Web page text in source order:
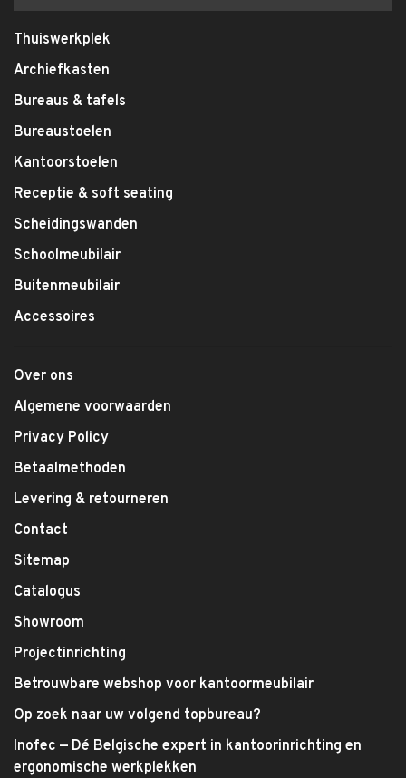
Thuiswerkplek
Archiefkasten
Bureaus & tafels
Bureaustoelen
Kantoorstoelen
Receptie & soft seating
Scheidingswanden
Schoolmeubilair
Buitenmeubilair
Accessoires
Over ons
Algemene voorwaarden
Privacy Policy
Betaalmethoden
Levering & retourneren
Contact
Sitemap
Catalogus
Showroom
Projectinrichting
Betrouwbare webshop voor kantoormeubilair
Op zoek naar uw volgend topbureau?
Inofec — Dé Belgische expert in kantoorinrichting en
ergonomische werkplekken